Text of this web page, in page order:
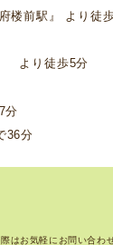
楼前駅』 より徒
より徒歩5分
分
36分
はお気軽にお問い合